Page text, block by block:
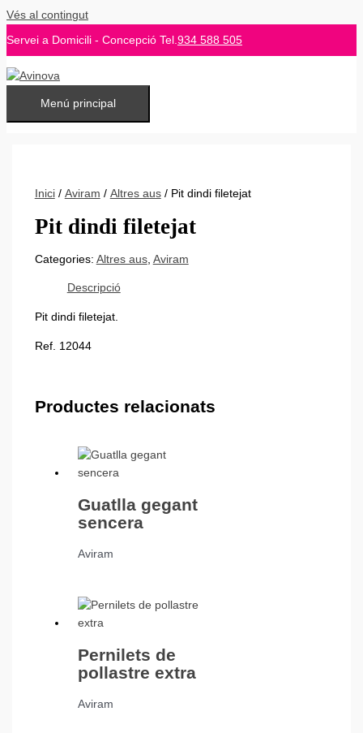
Vés al contingut
Servei a Domicili - Concepció Tel.934 588 505
Menú principal
Inici/ Aviram / Altres aus/ Pit dindi filetejat
Pit dindi filetejat
Categories: Altres aus, Aviram
Descripció
Pit dindi filetejat.
Ref. 12044
Productes relacionats
Guatlla gegant
sencera
Aviram
Pernilets de
pollastre extra
Aviram